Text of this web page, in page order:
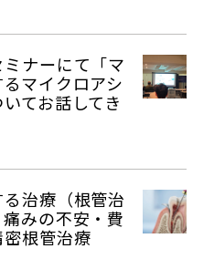
ナーにて「マ
マイクロアシ
てお話してき
る治療（根管治
みの不安・費
根管治療